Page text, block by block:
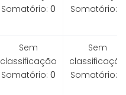
Somatório: 0
Somatório:
Sem
classificação
Somatório: 0
Sem
classificação
Somatório: